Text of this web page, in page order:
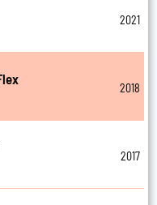
2021
2018
2017